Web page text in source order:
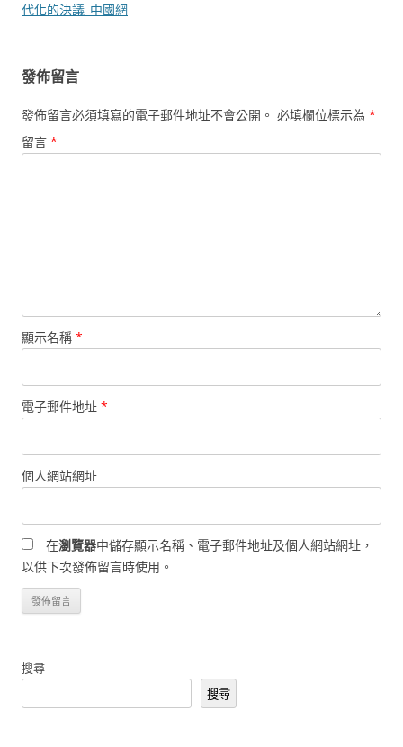
導
代化的決議_中國網
發佈留言
發佈留言必須填寫的電子郵件地址不會公開。 必填欄位標示為 *
留言 *
顯示名稱 *
電子郵件地址 *
個人網站網址
在瀏覽器中儲存顯示名稱、電子郵件地址及個人網站網址，
以供下次發佈留言時使用。
搜尋
搜尋